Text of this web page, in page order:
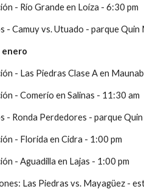
- Río Grande en Loíza - 6:30 pm
- Camuy vs. Utuado - parque Quin
enero
- Las Piedras Clase A en
- Comerío en Salinas - 11:30 am
- Ronda Perdedores - parque
- Florida en Cidra - 1:00 pm
- Aguadilla en Lajas - 1:00 pm
Las Piedras vs. Mayagüez -